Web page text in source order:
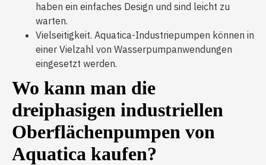
haben ein einfaches Design und sind leicht zu
warten.
Vielseitigkeit. Aquatica-Industriepumpen können in
einer Vielzahl von Wasserpumpanwendungen
eingesetzt werden.
Wo kann man die
dreiphasigen industriellen
Oberflächenpumpen von
Aquatica kaufen?